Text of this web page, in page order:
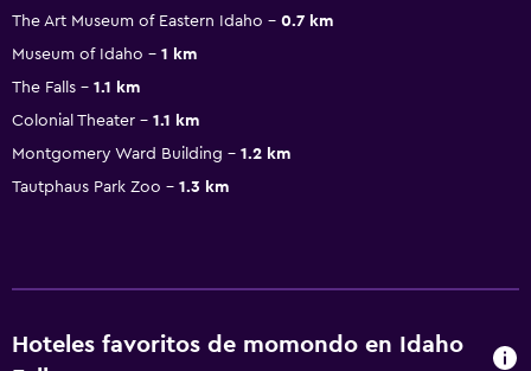
The Art Museum of Eastern Idaho
0.7 km
Museum of Idaho
1 km
The Falls
1.1 km
Colonial Theater
1.1 km
Montgomery Ward Building
1.2 km
Tautphaus Park Zoo
1.3 km
Hoteles favoritos de momondo en Idaho